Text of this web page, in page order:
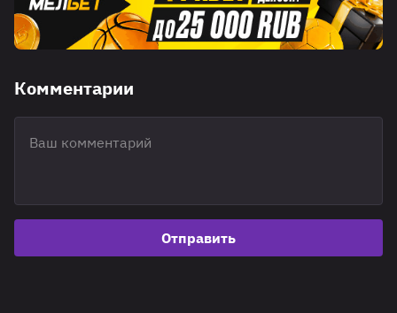
Комментарии
Отправить